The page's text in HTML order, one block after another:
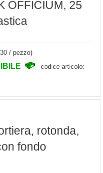
OFFICIUM, 25
/ pezzo)
codice articolo:
rotonda,
fondo